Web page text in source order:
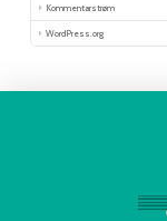
Kommentarstrøm
WordPress.org